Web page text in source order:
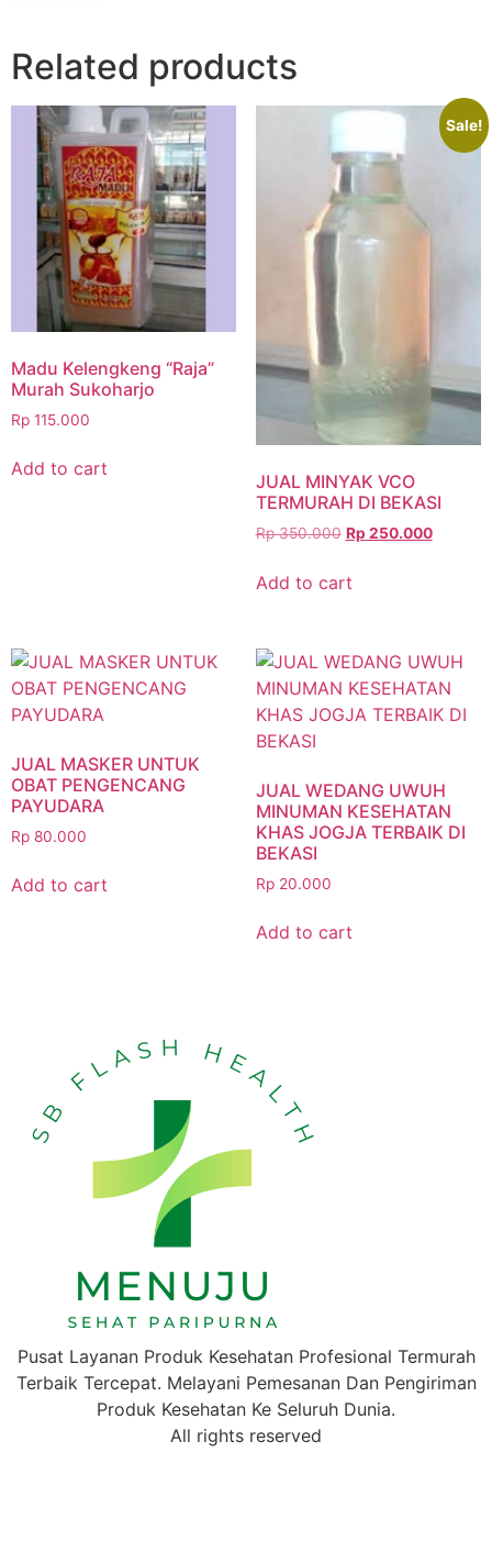
Related products
Madu Kelengkeng “Raja”
Murah Sukoharjo
Rp 115.000
Add to cart
Sale!
JUAL MINYAK VCO
TERMURAH DI BEKASI
Rp350.000 Rp 250.000
Add to cart
JUAL MASKER UNTUK
OBAT PENGENCANG
PAYUDARA
Rp 80.000
Add to cart
JUAL WEDANG UWUH
MINUMAN KESEHATAN
KHAS JOGJA TERBAIK DI
BEKASI
Rp20.000
Add to cart
Pusat Layanan Produk Kesehatan Profesional Termurah
Terbaik Tercepat. Melayani Pemesanan Dan Pengiriman
Produk Kesehatan Ke Seluruh Dunia.
All rights reserved